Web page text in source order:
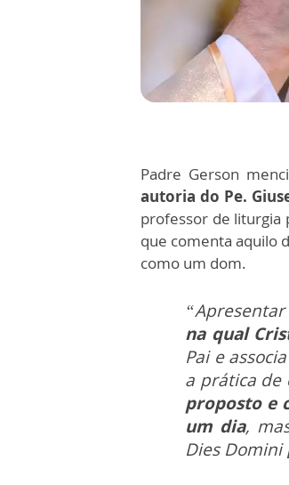
Padre Gerson
autoria do Pe.
professor de liturgia
que comenta aquilo
como um dom.
na qual
Pai e
a prática de
proposto e
um dia,
Dies Domini